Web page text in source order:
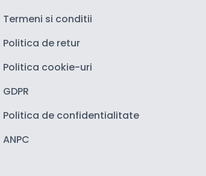
Termeni si conditii
Politica de retur
Politica cookie-uri
GDPR
Politica de confidentialitate
ANPC